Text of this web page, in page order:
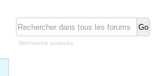
Recherche avancée